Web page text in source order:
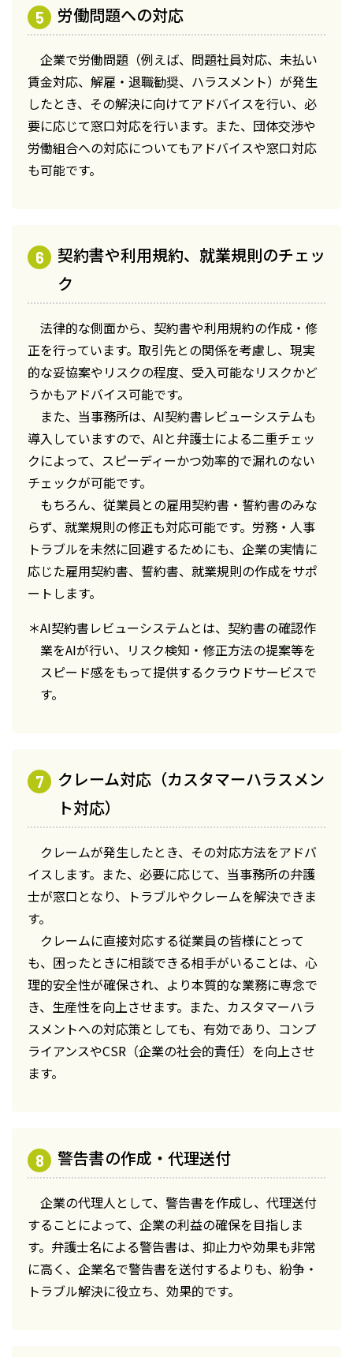
労働問題への対応
企業で労働問題（例えば、問題社員対応、未払い
賃金対応、解雇・退職勧奨、ハラスメント）が発生
したとき、その解決に向けてアドバイスを行い、必
要に応じて窓口対応を行います。また、団体交渉や
労働組合への対応についてもアドバイスや窓口対応
も可能です。
契約書や利用規約、就業規則のチェッ
ク
法律的な側面から、契約書や利用規約の作成・修
正を行っています。取引先との関係を考慮し、現実
的な妥協案やリスクの程度、受入可能なリスクかど
うかもアドバイス可能です。
また、当事務所は、AI契約書レビューシステムも
導入していますので、AIと弁護士による二重チェッ
クによって、スピーディーかつ効率的で漏れのない
チェックが可能です。
もちろん、従業員との雇用契約書・誓約書のみな
らず、就業規則の修正も対応可能です。労務・人事
トラブルを未然に回避するためにも、企業の実情に
応じた雇用契約書、誓約書、就業規則の作成をサポ
ートします。
＊AI契約書レビューシステムとは、契約書の確認作
業をAIが行い、リスク検知・修正方法の提案等を
スピード感をもって提供するクラウドサービスで
す。
クレーム対応（カスタマーハラスメン
ト対応）
クレームが発生したとき、その対応方法をアドバ
イスします。また、必要に応じて、当事務所の弁護
士が窓口となり、トラブルやクレームを解決できま
す。
クレームに直接対応する従業員の皆様にとって
も、困ったときに相談できる相手がいることは、心
理的安全性が確保され、より本質的な業務に専念で
き、生産性を向上させます。また、カスタマーハラ
スメントへの対応策としても、有効であり、コンプ
ライアンスやCSR（企業の社会的責任）を向上させ
ます。
警告書の作成・代理送付
企業の代理人として、警告書を作成し、代理送付
することによって、企業の利益の確保を目指しま
す。弁護士名による警告書は、抑止力や効果も非常
に高く、企業名で警告書を送付するよりも、紛争・
トラブル解決に役立ち、効果的です。